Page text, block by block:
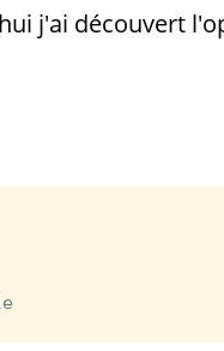
j'ai découvert